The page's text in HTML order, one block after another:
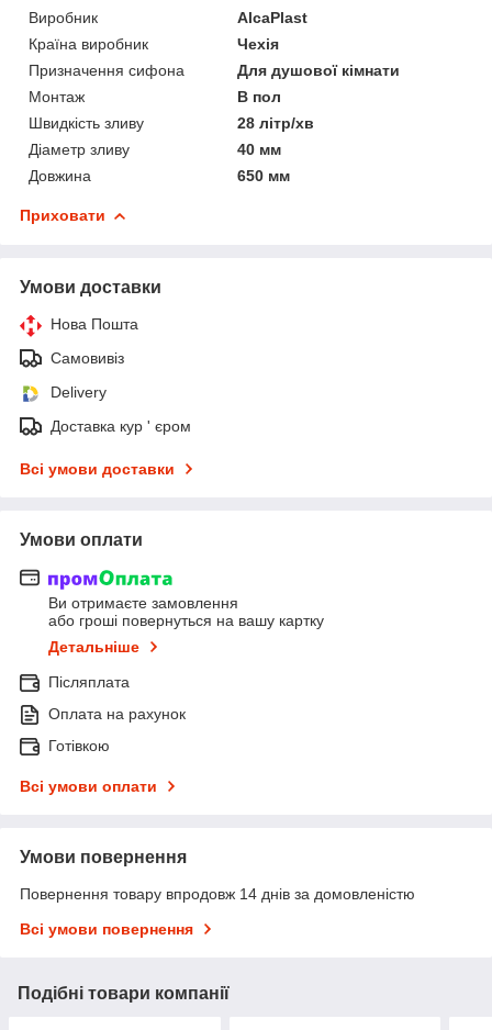
Виробник
AlcaPlast
Країна виробник
Чехія
Призначення сифона
Для душової кімнати
Монтаж
В пол
Швидкість зливу
28 літр/хв
Діаметр зливу
40 мм
Довжина
650 мм
Приховати
Умови доставки
Нова Пошта
Самовивіз
Delivery
Доставка кур ' єром
Всі умови доставки
Умови оплати
Ви отримаєте замовлення
або гроші повернуться на вашу картку
Детальніше
Післяплата
Оплата на рахунок
Готівкою
Всі умови оплати
Умови повернення
Повернення товару впродовж 14 днів за домовленістю
Всі умови повернення
Подібні товари компанії